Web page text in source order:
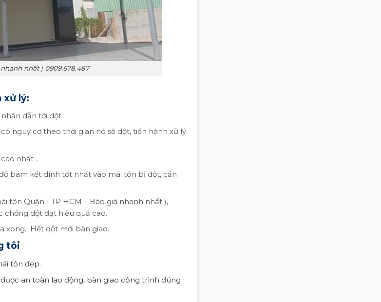
nhất | 0909.678.487
xử lý:
dẫn tới dột.
nguy cơ theo thời gian nó sẽ dột, tiến hành xử lý
nhất .
bám kết dính tốt nhất vào mái tôn bị dột, cần
tôn Quận 1 TP HCM – Báo giá nhanh nhất ),
dột đạt hiệu quả cao.
xong. Hết dột mới bàn giao.
tôi
tôn đẹp.
an toàn lao động, bàn giao công trình đúng